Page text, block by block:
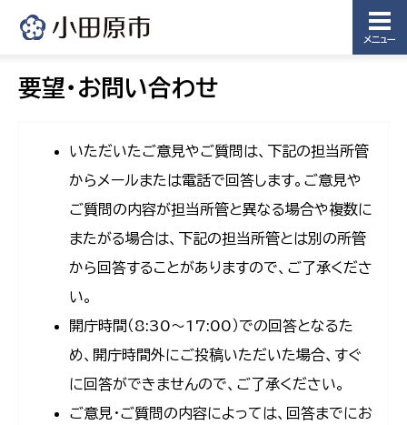
メニュー
要望・お問い合わせ
いただいたご意見やご質問は、下記の担当所管
からメールまたは電話で回答します。ご意見や
ご質問の内容が担当所管と異なる場合や複数に
またがる場合は、下記の担当所管とは別の所管
から回答することがありますので、ご了承くださ
い。
開庁時間（8:30〜17:00）での回答となるた
め、開庁時間外にご投稿いただいた場合、すぐ
に回答ができませんので、ご了承ください。
ご意見・ご質問の内容によっては、回答までにお